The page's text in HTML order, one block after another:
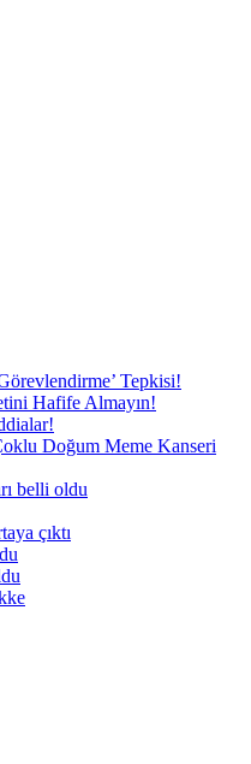
Tepkisi!
Hafife Almayın!
Doğum Meme Kanseri
belli oldu
çıktı